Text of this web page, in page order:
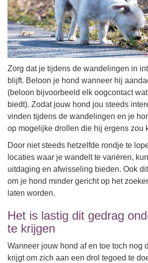
Zorg dat je tijdens de wandelingen in
blijft. Beloon je hond wanneer hij
(beloon bijvoorbeeld elk oogcontact
biedt). Zodat jouw hond jou steeds
vinden tijdens de wandelingen en je
op mogelijke drollen die hij ergens zou
Door niet steeds hetzelfde rondje te
locaties waar je wandelt te variëren,
uitdaging en afwisseling bieden. Ook
om je hond minder gericht op het
laten worden.
Het is lastig dit gedrag
te krijgen
Wanneer jouw hond af en toe toch nog
krijgt om zich aan een drol tegoed te